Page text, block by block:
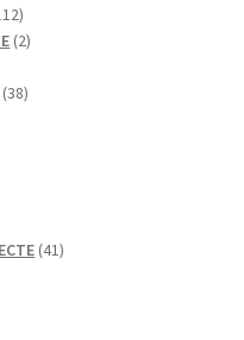
produse
112
produse
22
3838
4141